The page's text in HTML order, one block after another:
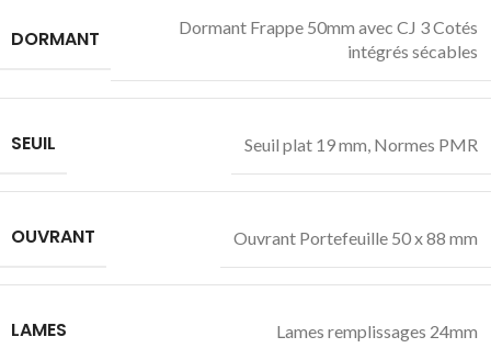
DORMANT
Dormant Frappe 50mm avec CJ 3 Cotés
intégrés sécables
SEUIL Seuil plat 19 mm, Normes PMR
OUVRANT Ouvrant Portefeuille 50 x 88 mm
LAMES Lames remplissages 24mm